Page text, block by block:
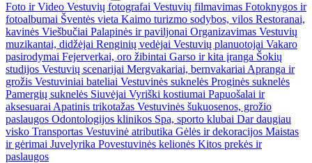
Foto ir Video Vestuvių fotografai Vestuvių filmavimas Fotoknygos ir
fotoalbumai Šventės vieta Kaimo turizmo sodybos, vilos Restoranai,
kavinės Viešbučiai Palapinės ir paviljonai Organizavimas Vestuvių
muzikantai, didžėjai Renginių vedėjai Vestuvių planuotojai Vakaro
pasirodymai Fejerverkai, oro žibintai Garso ir kita įranga Šokių
studijos Vestuvių scenarijai Mergvakariai, bernvakariai Apranga ir
grožis Vestuviniai bateliai Vestuvinės suknelės Proginės suknelės
Pamergių suknelės Siuvėjai Vyriški kostiumai Papuošalai ir
aksesuarai Apatinis trikotažas Vestuvinės šukuosenos, grožio
paslaugos Odontologijos klinikos Spa, sporto klubai Dar daugiau
visko Transportas Vestuvinė atributika Gėlės ir dekoracijos Maistas
ir gėrimai Juvelyrika Povestuvinės kelionės Kitos prekės ir
paslaugos